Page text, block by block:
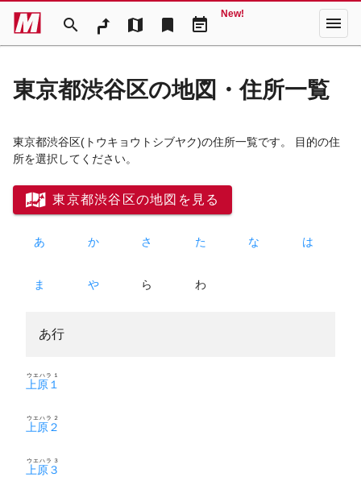
search map bookmark event_note
New! menu
東京都渋谷区の地図・住所一覧
東京都渋谷区(トウキョウトシブヤク)の住所一覧です。 目的の住
所を選択してください。
東京都渋谷区の地図を見る
あ か さ た な は
ま や ら わ
あ行
上原１
ウエハラ１
上原２
ウエハラ２
上原３
ウエハラ３